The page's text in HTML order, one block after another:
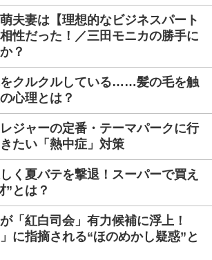
夫妻は【理想的なビジネスパート
性だった！／三田モニカの勝手に
？
クルクルしている……髪の毛を触
心理とは？
ジャーの定番・テーマパークに行
たい「熱中症」対策
く夏バテを撃退！スーパーで買え
”とは？
「紅白司会」有力候補に浮上！
に指摘される“ほのめかし疑惑”と